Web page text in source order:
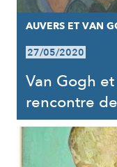
AUVERS ET VAN
27/05/2020
Van Gogh
rencontre